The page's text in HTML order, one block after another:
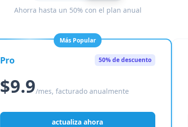
Ahorra hasta un 50% con el plan anual
Más Popular
Pro 50% de descuento
$9.9/mes, facturado anualmente
actualiza ahora